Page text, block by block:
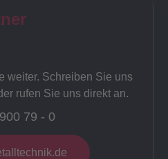
weiter. Schreiben Sie uns
rufen Sie uns direkt an.
79 - 0